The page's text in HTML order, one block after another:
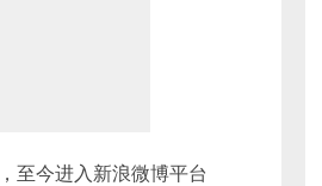
至今进入新浪微博平台